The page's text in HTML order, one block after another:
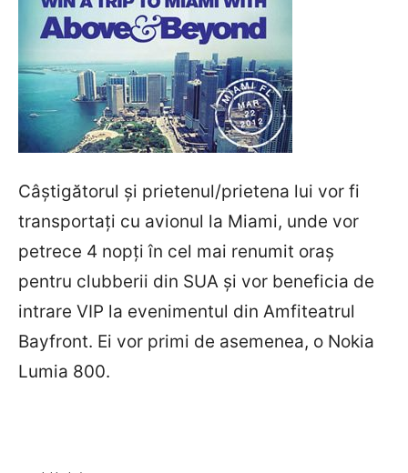
Câştigătorul şi prietenul/prietena lui vor fi
transportaţi cu avionul la Miami, unde vor
petrece 4 nopţi în cel mai renumit oraş
pentru clubberii din SUA şi vor beneficia de
intrare VIP la evenimentul din Amfiteatrul
Bayfront. Ei vor primi de asemenea, o Nokia
Lumia 800.